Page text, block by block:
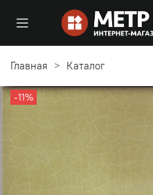
Главная Каталог
-11%